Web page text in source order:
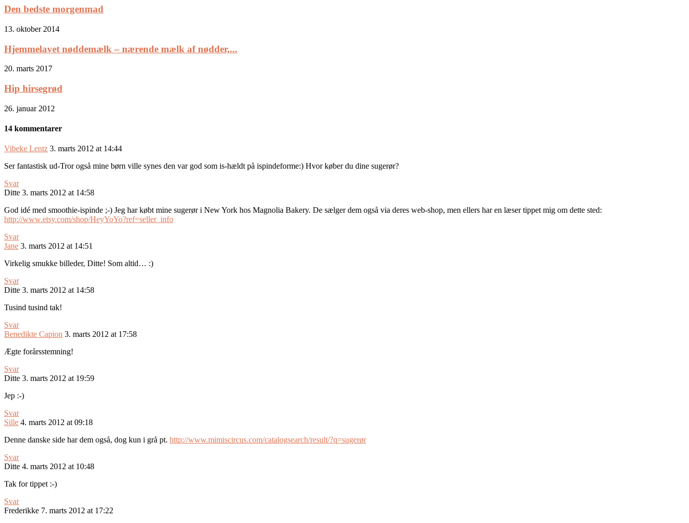
Den bedste morgenmad
13. oktober 2014
Hjemmelavet nøddemælk – nærende mælk af nødder,...
20. marts 2017
Hip hirsegrød
26. januar 2012
14 kommentarer
Vibeke Lentz 3. marts 2012 at 14:44
Ser fantastisk ud-Tror også mine børn ville synes den var god som is-hældt på ispindeforme:) Hvor køber du dine sugerør?
Svar
Ditte 3. marts 2012 at 14:58
God idé med smoothie-ispinde ;-) Jeg har købt mine sugerør i New York hos Magnolia Bakery. De sælger dem også via deres web-shop, men ellers har en læser tippet mig om dette sted:
http://www.etsy.com/shop/HeyYoYo?ref=seller_info
Svar
Jane 3. marts 2012 at 14:51
Virkelig smukke billeder, Ditte! Som altid… :)
Svar
Ditte 3. marts 2012 at 14:58
Tusind tusind tak!
Svar
Benedikte Capion 3. marts 2012 at 17:58
Ægte forårsstemning!
Svar
Ditte 3. marts 2012 at 19:59
Jep :-)
Svar
Sille 4. marts 2012 at 09:18
Denne danske side har dem også, dog kun i grå pt. http://www.mimiscircus.com/catalogsearch/result/?q=sugerør
Svar
Ditte 4. marts 2012 at 10:48
Tak for tippet :-)
Svar
Frederikke 7. marts 2012 at 17:22